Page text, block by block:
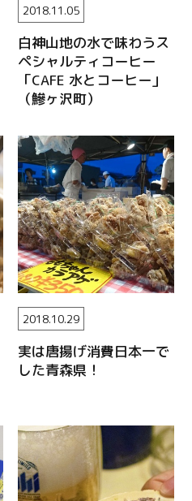
白神山地の水で味わうス
ペシャルティコーヒー
「CAFE 水とコーヒー」
（鰺ヶ沢町）
2018.11.05
実は唐揚げ消費日本一で
した青森県！
2018.10.29